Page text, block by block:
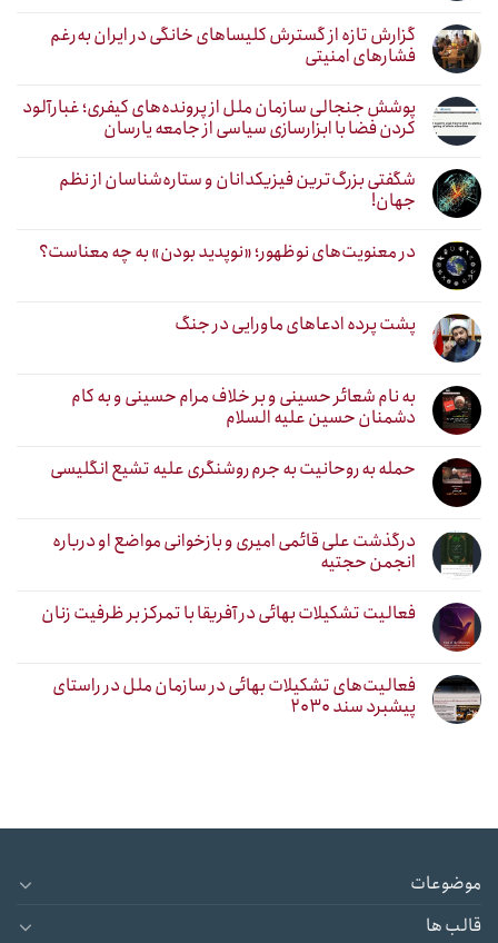
گزارش تازه از گسترش کلیساهای خانگی در ایران به‌رغم
فشارهای امنیتی
پوشش جنجالی سازمان ملل از پرونده‌های کیفری؛ غبارآلود
کردن فضا با ابزارسازی سیاسی از جامعه یارسان
شگفتی بزرگ‌ترین فیزیکدانان و ستاره‌شناسان از نظم
جهان!
در معنویت‌های نوظهور؛ «نوپدید بودن» به چه معناست؟
پشت پرده ادعاهای ماورایی در جنگ
به نام شعائر حسینی و بر خلاف مرام حسینی و به کام
دشمنان حسین علیه السلام
حمله به روحانیت به جرم روشنگری علیه تشیع انگلیسی
درگذشت علی قائمی امیری و بازخوانی مواضع او درباره
انجمن حجتیه
فعالیت تشکیلات بهائی در آفریقا با تمرکز بر ظرفیت زنان
فعالیت‌های تشکیلات بهائی در سازمان ملل در راستای
پیشبرد سند ۲۰۳۰
موضوعات
قالب ها